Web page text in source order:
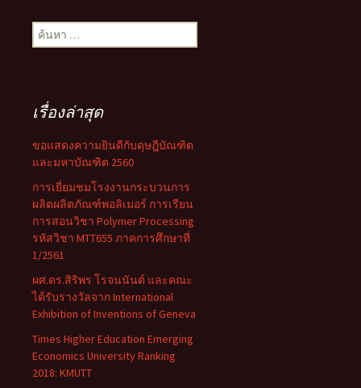
เรื่อง
ค้นหา
สำหรับ:
เรื่องล่าสุด
ขอแสดงความยินดีกับดุษฎีบัณฑิต
และมหาบัณฑิต 2560
การเยี่ยมชมโรงงานกระบวนการ
ผลิตผลิตภัณฑ์พอลิเมอร์ การเรียน
การสอนวิชา Polymer Processing
รหัสวิชา MTT655 ภาคการศึกษาที่
1/2561
ผศ.ดร.สิริพร โรจนนันต์ และคณะ
ได้รับรางวัลจาก International
Exhibition of Inventions of Geneva
Times Higher Education Emerging
Economics University Ranking
2018: KMUTT